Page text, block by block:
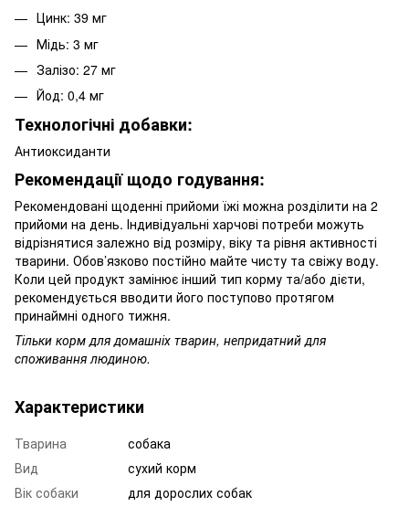
Цинк: 39 мг
Мідь: 3 мг
Залізо: 27 мг
Йод: 0,4 мг
Технологічні добавки:
Антиоксиданти
Рекомендації щодо годування:
Рекомендовані щоденні прийоми їжі можна розділити на 2
прийоми на день. Індивідуальні харчові потреби можуть
відрізнятися залежно від розміру, віку та рівня активності
тварини. Обов’язково постійно майте чисту та свіжу воду.
Коли цей продукт замінює інший тип корму та/або дієти,
рекомендується вводити його поступово протягом
принаймні одного тижня.
Тільки корм для домашніх тварин, непридатний для
споживання людиною.
Характеристики
Тварина
собака
Вид
сухий корм
Вік собаки
для дорослих собак